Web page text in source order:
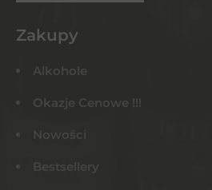
Zakupy
Alkohole
Okazje Cenowe !!!
Nowości
Bestsellery